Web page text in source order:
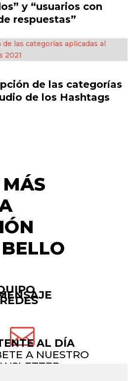
y “usuarios con
respuestas”
de las categorías
de los Hashtags
 AL DÍA
A NUESTRO